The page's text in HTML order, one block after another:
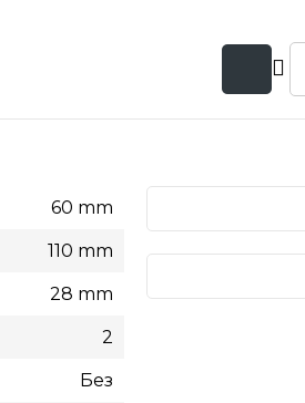
60 mm
110 mm
28 mm
2
Без